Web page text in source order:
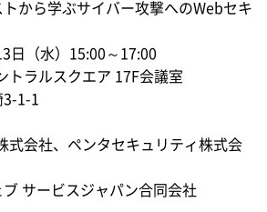
から学ぶサイバー攻撃へのWebセキ
日（水）15:00～17:00
トラルスクエア 17F会議室
1-1
式会社、ペンタセキュリティ株式会
サービスジャパン合同会社